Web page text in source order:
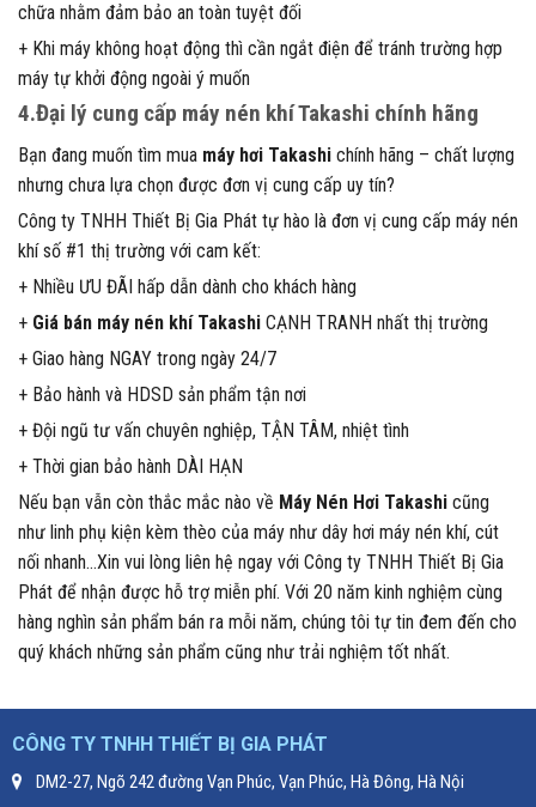
chữa nhằm đảm bảo an toàn tuyệt đối
+ Khi máy không hoạt động thì cần ngắt điện để tránh trường hợp
máy tự khởi động ngoài ý muốn
4.Đại lý cung cấp máy nén khí Takashi chính hãng
Bạn đang muốn tìm mua máy hơi Takashi chính hãng – chất lượng
nhưng chưa lựa chọn được đơn vị cung cấp uy tín?
Công ty TNHH Thiết Bị Gia Phát tự hào là đơn vị cung cấp máy nén
khí số #1 thị trường với cam kết:
+ Nhiều ƯU ĐÃI hấp dẫn dành cho khách hàng
+ Giá bán máy nén khí Takashi CẠNH TRANH nhất thị trường
+ Giao hàng NGAY trong ngày 24/7
+ Bảo hành và HDSD sản phẩm tận nơi
+ Đội ngũ tư vấn chuyên nghiệp, TẬN TÂM, nhiệt tình
+ Thời gian bảo hành DÀI HẠN
Nếu bạn vẫn còn thắc mắc nào về Máy Nén Hơi Takashi cũng
như linh phụ kiện kèm thèo của máy như dây hơi máy nén khí, cút
nối nhanh…Xin vui lòng liên hệ ngay với Công ty TNHH Thiết Bị Gia
Phát để nhận được hỗ trợ miễn phí. Với 20 năm kinh nghiệm cùng
hàng nghìn sản phẩm bán ra mỗi năm, chúng tôi tự tin đem đến cho
quý khách những sản phẩm cũng như trải nghiệm tốt nhất.
CÔNG TY TNHH THIẾT BỊ GIA PHÁT
DM2-27, Ngõ 242 đường Vạn Phúc, Vạn Phúc, Hà Đông, Hà Nội